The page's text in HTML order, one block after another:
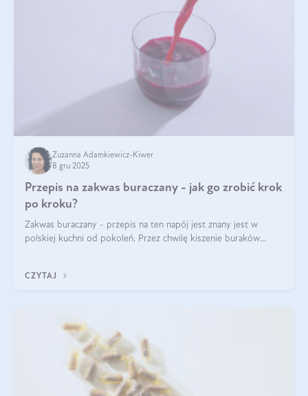
Zuzanna Adamkiewicz-Kiwer
8 gru 2025
Przepis na zakwas buraczany - jak go zrobić krok
po kroku?
Zakwas buraczany - przepis na ten napój jest znany jest w
polskiej kuchni od pokoleń. Przez chwilę kiszenie buraków
CZYTAJ